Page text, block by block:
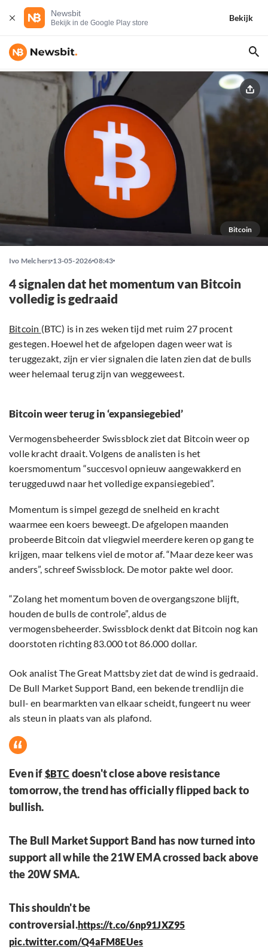
Newsbit
Bekijk in de Google Play store
Bekijk
Bitcoin
Ivo Melchers 13-05-2026 08:43
4 signalen dat het momentum van Bitcoin
volledig is gedraaid
Bitcoin (BTC) is in zes weken tijd met ruim 27 procent
gestegen. Hoewel het de afgelopen dagen weer wat is
teruggezakt, zijn er vier signalen die laten zien dat de bulls
weer helemaal terug zijn van weggeweest.
Bitcoin weer terug in ‘expansiegebied’
Vermogensbeheerder Swissblock ziet dat Bitcoin weer op
volle kracht draait. Volgens de analisten is het
koersmomentum “succesvol opnieuw aangewakkerd en
teruggeduwd naar het volledige expansiegebied”.
Momentum is simpel gezegd de snelheid en kracht
waarmee een koers beweegt. De afgelopen maanden
probeerde Bitcoin dat vliegwiel meerdere keren op gang te
krijgen, maar telkens viel de motor af. “Maar deze keer was
anders”, schreef Swissblock. De motor pakte wel door.
“Zolang het momentum boven de overgangszone blijft,
houden de bulls de controle”, aldus de
vermogensbeheerder. Swissblock denkt dat Bitcoin nog kan
doorstoten richting 83.000 tot 86.000 dollar.
Ook analist The Great Mattsby ziet dat de wind is gedraaid.
De Bull Market Support Band, een bekende trendlijn die
bull- en bearmarkten van elkaar scheidt, fungeert nu weer
als steun in plaats van als plafond.
Even if $BTC doesn't close above resistance
tomorrow, the trend has officially flipped back to
bullish.
The Bull Market Support Band has now turned into
support all while the 21W EMA crossed back above
the 20W SMA.
This shouldn't be
controversial.https://t.co/6np91JXZ95
pic.twitter.com/Q4aFM8EUes